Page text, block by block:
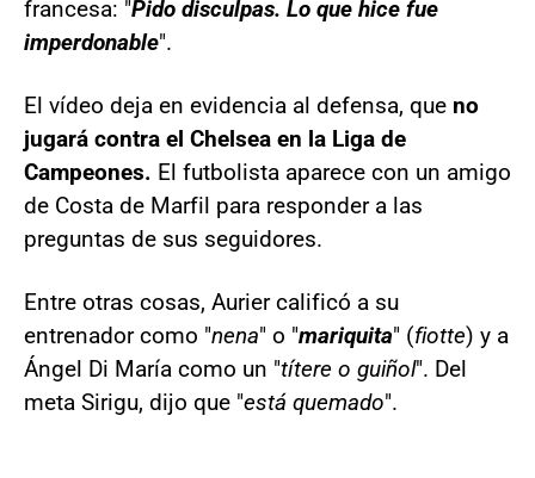
francesa: "Pido disculpas. Lo que hice fue
imperdonable".
El vídeo deja en evidencia al defensa, que no
jugará contra el Chelsea en la Liga de
Campeones. El futbolista aparece con un amigo
de Costa de Marfil para responder a las
preguntas de sus seguidores.
Entre otras cosas, Aurier calificó a su
entrenador como "nena" o "mariquita" (fiotte) y a
Ángel Di María como un "títere o guiñol". Del
meta Sirigu, dijo que "está quemado".